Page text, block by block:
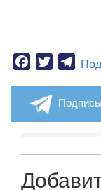
Facebook
Twitter